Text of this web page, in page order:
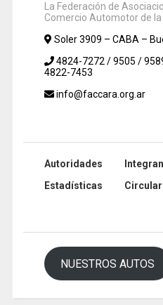
La Federación de
Comercio Automotor de
Soler 3909 – CABA –
4824-7272 / 9505 /
4822-7453
info@faccara.org.ar
Autoridades
Estadísticas
NUESTROS AUTOS